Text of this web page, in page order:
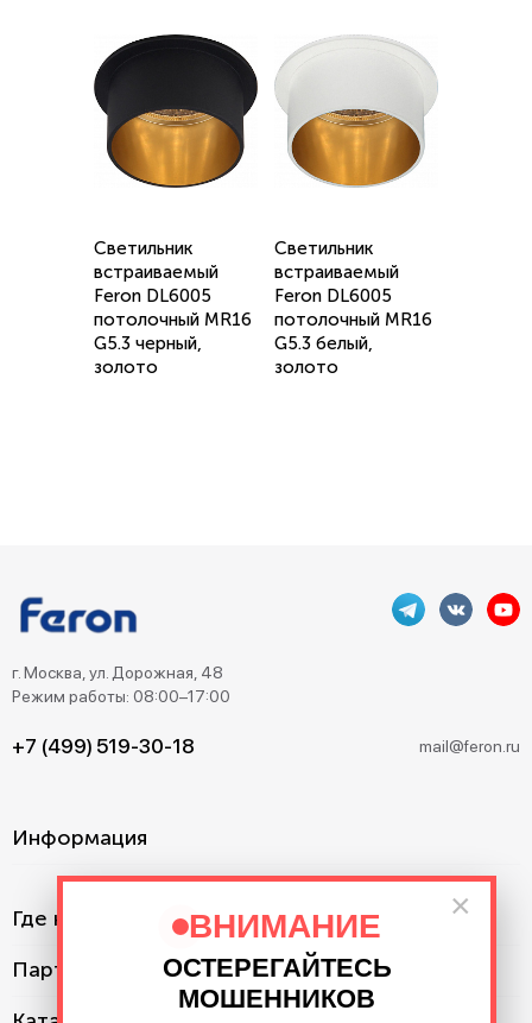
×
ВНИМАНИЕ
ОСТЕРЕГАЙТЕСЬ
МОШЕННИКОВ
Светильник
встраиваемый
Feron DL6005
потолочный MR16
G5.3 черный,
золото
Светильник
встраиваемый
Feron DL6005
потолочный MR16
G5.3 белый,
золото
г. Москва, ул. Дорожная, 48
Режим работы: 08:00–17:00
+7 (499) 519-30-18 mail@feron.ru
Информация
Где купить?
Партнерам